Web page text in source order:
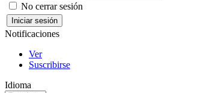
No cerrar sesión
Notificaciones
Ver
Suscribirse
Idioma